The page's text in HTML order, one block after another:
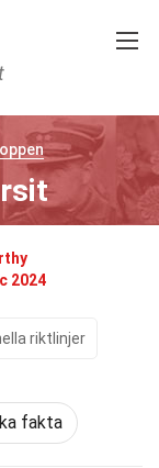
2024
riktlinjer
fakta